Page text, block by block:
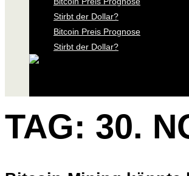
Stirbt der Dollar?
Bitcoin Preis Prognose
Stirbt der Dollar?
TAG: 30.